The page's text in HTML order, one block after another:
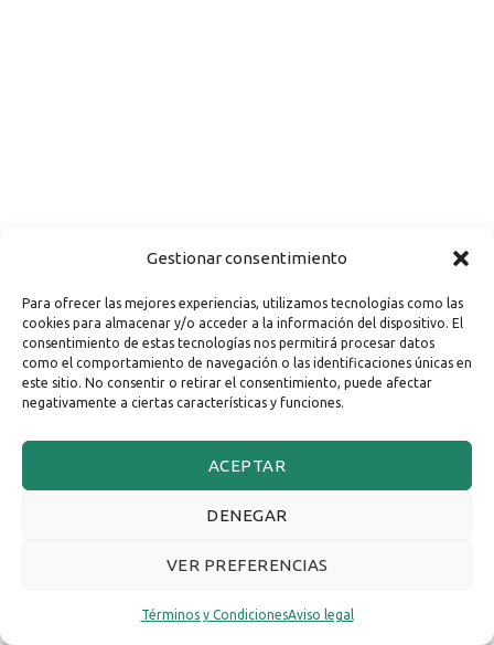
Gestionar consentimiento
Para ofrecer las mejores experiencias, utilizamos tecnologías como las
cookies para almacenar y/o acceder a la información del dispositivo. El
consentimiento de estas tecnologías nos permitirá procesar datos
como el comportamiento de navegación o las identificaciones únicas en
este sitio. No consentir o retirar el consentimiento, puede afectar
negativamente a ciertas características y funciones.
ACEPTAR
DENEGAR
VER PREFERENCIAS
Términos y CondicionesAviso legal